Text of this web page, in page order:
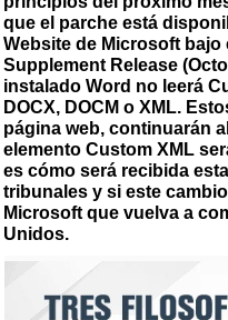
que el parche está
Website de Microsoft bajo
Supplement Release
instalado Word no leerá
DOCX, DOCM o XML.
página web, continuarán
elemento Custom XML
es cómo será recibida
tribunales y si este
Microsoft que vuelva a
Unidos.